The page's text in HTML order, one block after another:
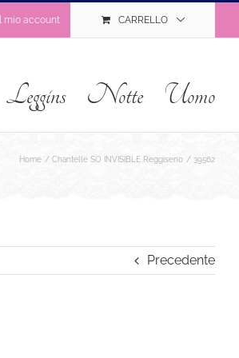
Il mio account CARRELLO
Leggins Notte Uomo
Home Chantelle SO INVISIBLE Reggiseno 39562
Precedente